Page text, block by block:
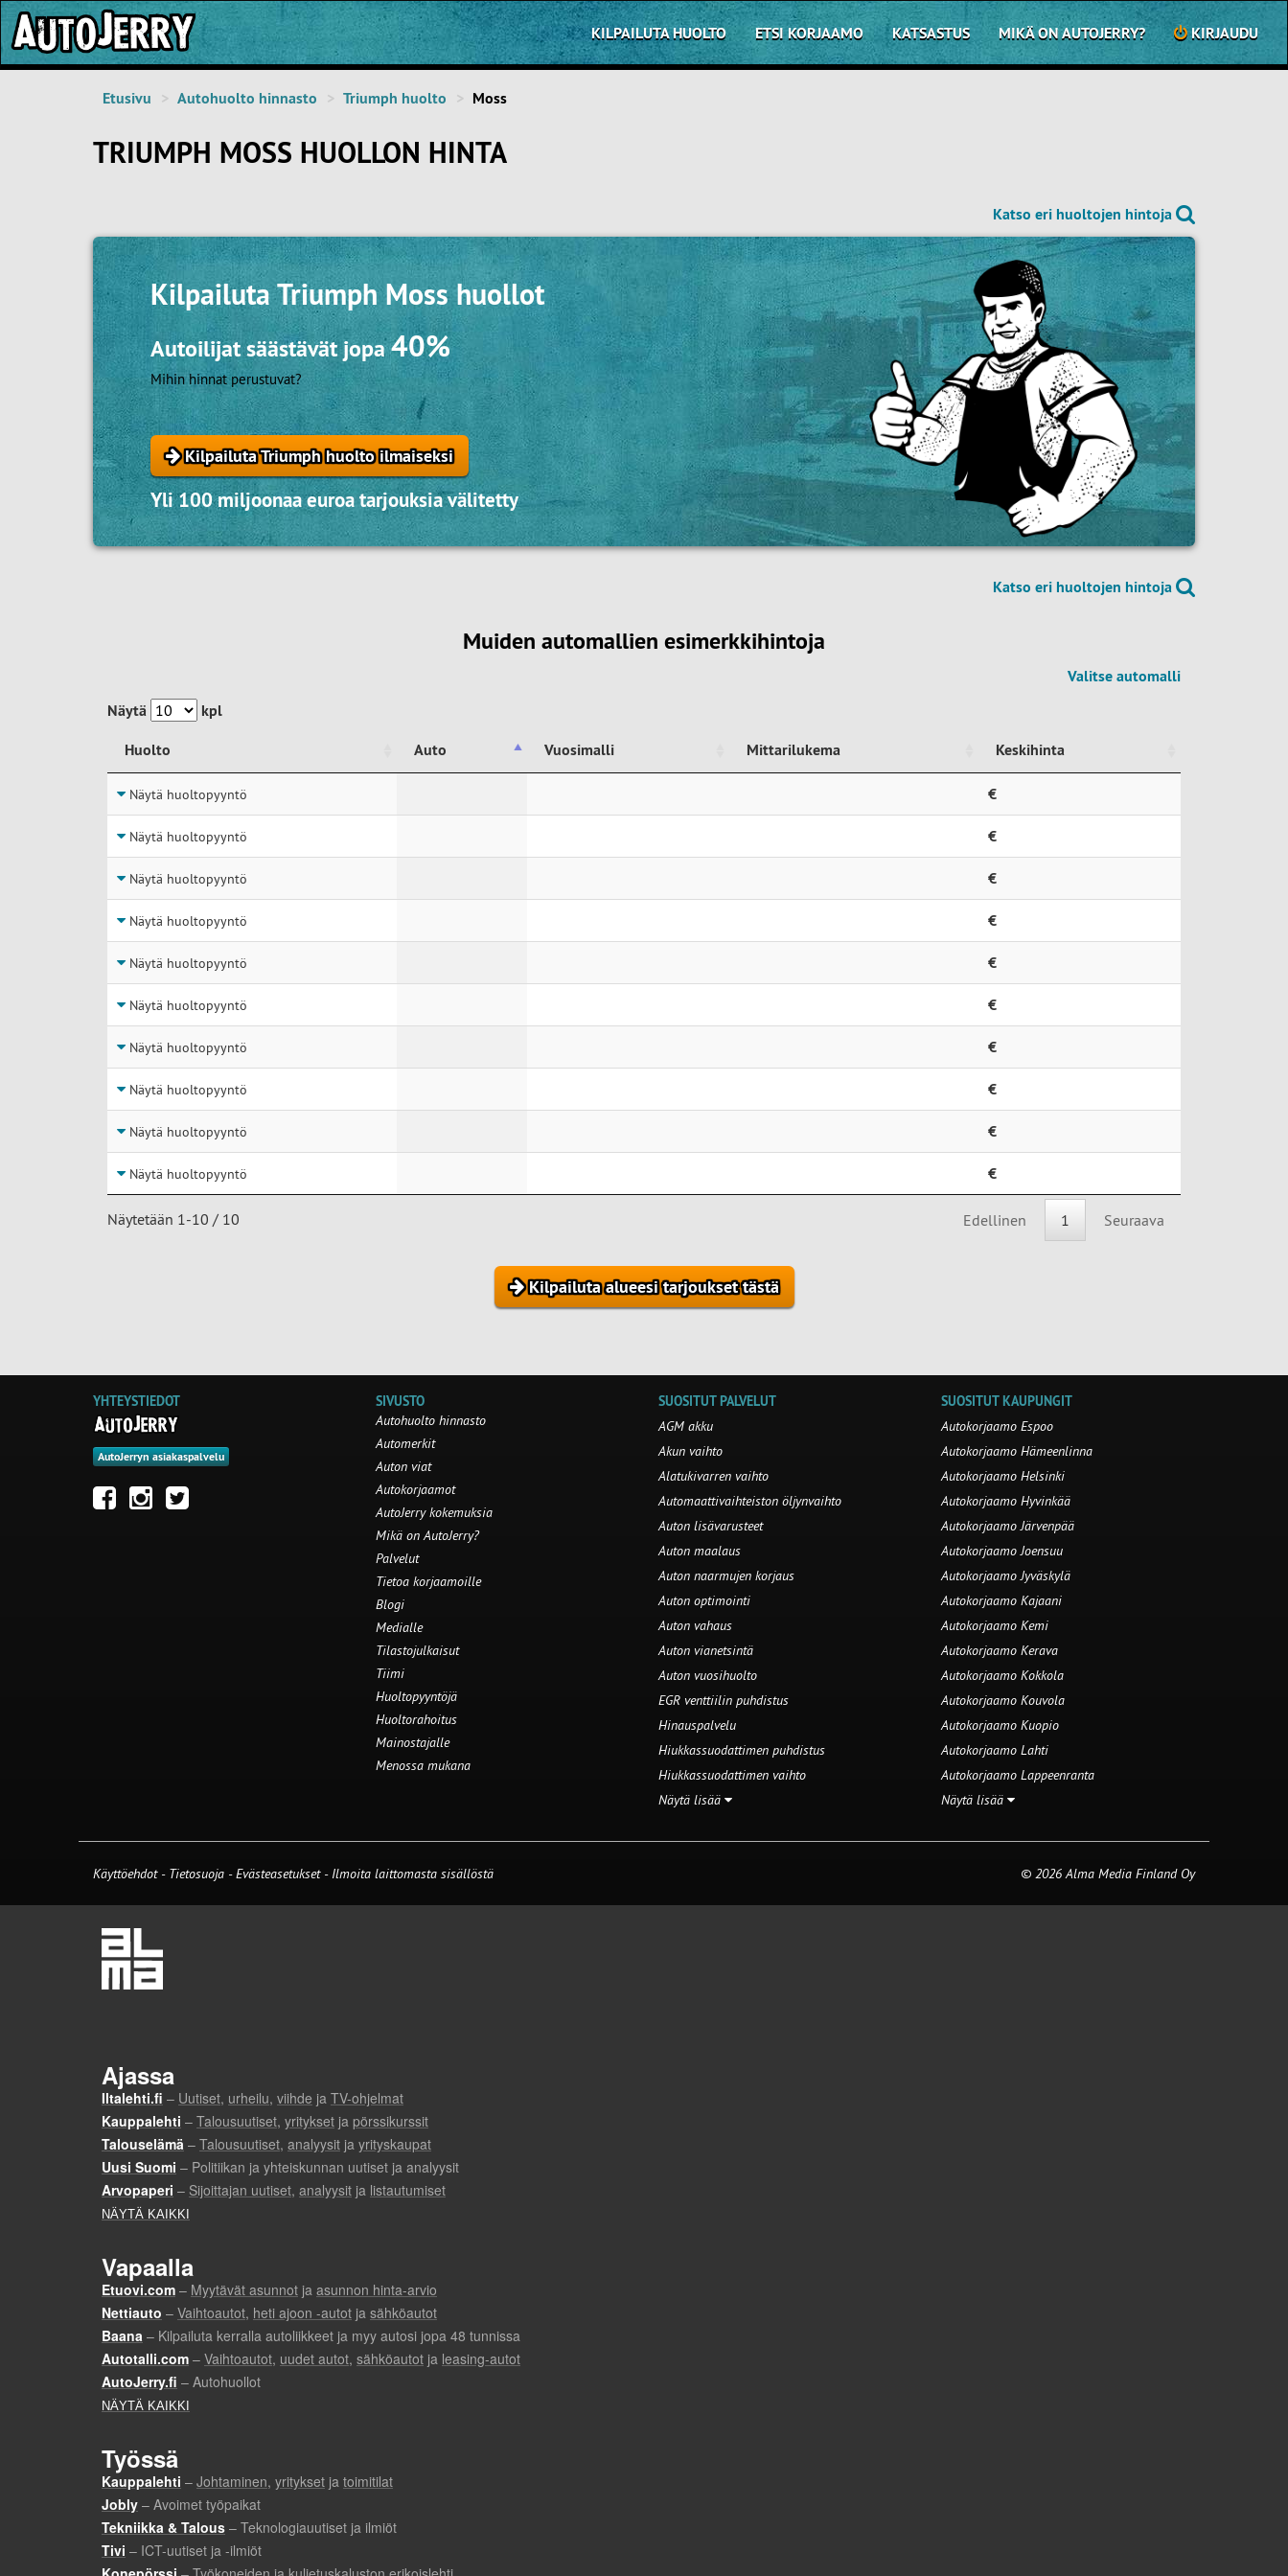
KILPAILUTA HUOLTO ETSI KORJAAMO KATSASTUS MIKÄ ON AUTOJERRY? KIRJAUDU
Etusivu Autohuolto hinnasto Triumph huolto Moss
TRIUMPH MOSS HUOLLON HINTA
Katso eri huoltojen hintoja
KilpailutaTriumph Moss huollot
Autoilijat säästävät jopa40%
Mihin hinnat perustuvat?
Kilpailuta Triumph huolto ilmaiseksi
Yli 100 miljoonaa euroa tarjouksia välitetty
Katso eri huoltojen hintoja
Muiden automallien esimerkkihintoja
Valitse automalli
Näytä
kpl
Huolto
Auto Vuosimalli Mittarilukema
Keskihinta
Huolto
Keskihinta
Näytä huoltopyyntö €
Näytä huoltopyyntö €
Näytä huoltopyyntö €
Näytä huoltopyyntö €
Näytä huoltopyyntö €
Näytä huoltopyyntö €
Näytä huoltopyyntö €
Näytä huoltopyyntö €
Näytä huoltopyyntö €
Näytä huoltopyyntö €
Näytetään 1-10 / 10 Edellinen 1 Seuraava
Kilpailuta alueesi tarjoukset tästä
YHTEYSTIEDOT
AutoJerryn asiakaspalvelu
SIVUSTO
Autohuolto hinnasto
Automerkit
Auton viat
Autokorjaamot
AutoJerry kokemuksia
Mikä on AutoJerry?
Palvelut
Tietoa korjaamoille
Blogi
Medialle
Tilastojulkaisut
Tiimi
Huoltopyyntöjä
Huoltorahoitus
Mainostajalle
Menossa mukana
SUOSITUT PALVELUT
AGM akku
Akun vaihto
Alatukivarren vaihto
Automaattivaihteiston öljynvaihto
Auton lisävarusteet
Auton maalaus
Auton naarmujen korjaus
Auton optimointi
Auton vahaus
Auton vianetsintä
Auton vuosihuolto
EGR venttiilin puhdistus
Hinauspalvelu
Hiukkassuodattimen puhdistus
Hiukkassuodattimen vaihto
Näytä lisää
SUOSITUT KAUPUNGIT
Autokorjaamo Espoo
Autokorjaamo Hämeenlinna
Autokorjaamo Helsinki
Autokorjaamo Hyvinkää
Autokorjaamo Järvenpää
Autokorjaamo Joensuu
Autokorjaamo Jyväskylä
Autokorjaamo Kajaani
Autokorjaamo Kemi
Autokorjaamo Kerava
Autokorjaamo Kokkola
Autokorjaamo Kouvola
Autokorjaamo Kuopio
Autokorjaamo Lahti
Autokorjaamo Lappeenranta
Näytä lisää
Käyttöehdot - Tietosuoja -Evästeasetukset- Ilmoita laittomasta sisällöstä © 2026 Alma Media Finland Oy